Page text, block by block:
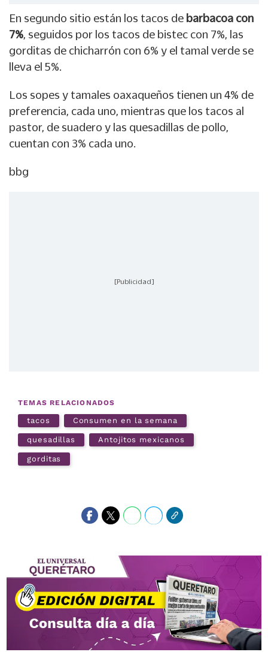
En segundo sitio están los tacos de barbacoa con
7%, seguidos por los tacos de bistec con 7%, las
gorditas de chicharrón con 6% y el tamal verde se
lleva el 5%.
Los sopes y tamales oaxaqueños tienen un 4% de
preferencia, cada uno, mientras que los tacos al
pastor, de suadero y las quesadillas de pollo,
cuentan con 3% cada uno.
bbg
[Publicidad]
TEMAS RELACIONADOS
tacos Consumen en la semana
quesadillas Antojitos mexicanos
gorditas